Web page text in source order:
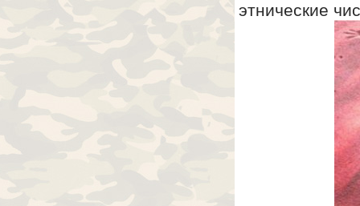
этнические